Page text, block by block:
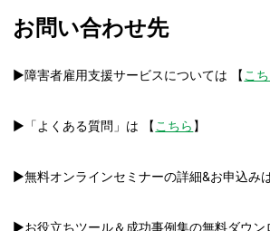
お問い合わせ先
▶障害者雇用支援サービスについては 【 こ
▶「よくある質問」は 【 こちら 】
▶無料オンラインセミナーの詳細&お申込み
▶お役立ちツール＆成功事例集の無料ダウン